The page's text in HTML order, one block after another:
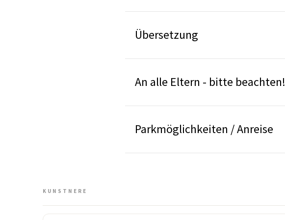
Übersetzung
An alle Eltern - bitte beachten!
Parkmöglichkeiten / Anreise
KUNSTNERE